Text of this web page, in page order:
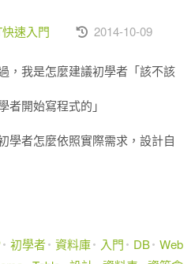
速入門
2014-10-09
，我是怎麼建議初學者「該不該
者開始寫程式的」
學者怎麼依照實際需求，設計自
初學者 資料庫 入門 DB Web